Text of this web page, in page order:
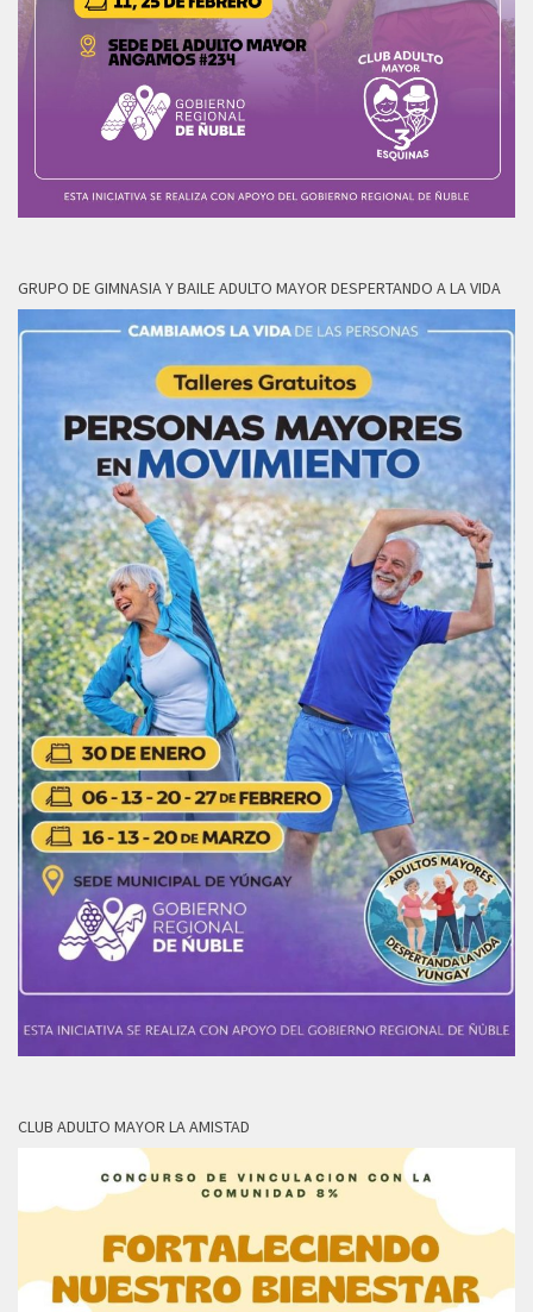
GRUPO DE GIMNASIA Y BAILE ADULTO MAYOR DESPERTANDO A LA VIDA
CLUB ADULTO MAYOR LA AMISTAD